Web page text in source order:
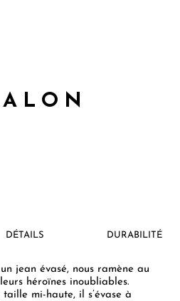
DÉTAILS DURABILITÉ
jean évasé, nous ramène au
héroïnes inoubliables.
mi-haute, il s’évase à